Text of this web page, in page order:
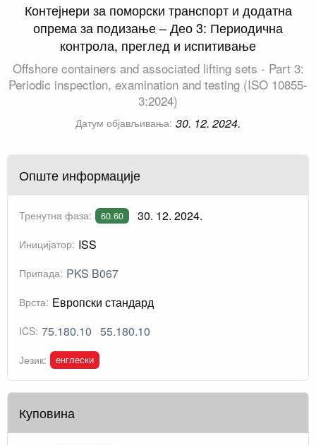
Контејнери за поморски транспорт и додатна
опрема за подизање – Део 3: Периодична
контрола, преглед и испитивање
Offshore containers and associated lifting sets - Part 3:
Periodic inspection, examination and testing (ISO 10855-
3:2024)
Датум објављивања: 30. 12. 2024.
Опште информације
Тренутна фаза: 60.60 30. 12. 2024.
Иницијатор: ISS
Припада: PKS B067
Врста: Европски стандард
ICS: 75.180.10 55.180.10
Језик: енглески
Куповина